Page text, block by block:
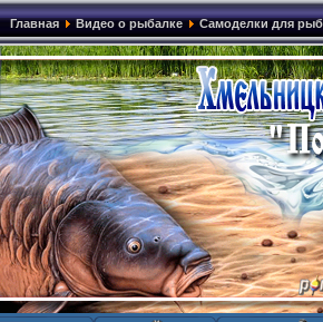
Главная Видео о рыбалке Самоделки для